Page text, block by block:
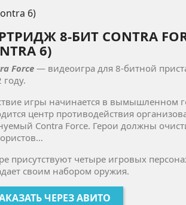
6)
8-БИТ CONTRA
6)
Force— видеоигра для 8-битной
году.
игры начинается в вымышленном
центр противодействия
Contra Force. Герои должны
присутствуют четыре игровых
своим набором оружия.
ЧЕРЕЗ АВИТО